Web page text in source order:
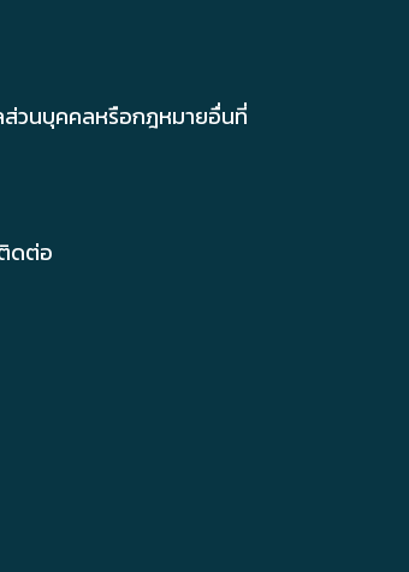
ส่วนบุคคลหรือกฎหมายอื่นที่
ดต่อ